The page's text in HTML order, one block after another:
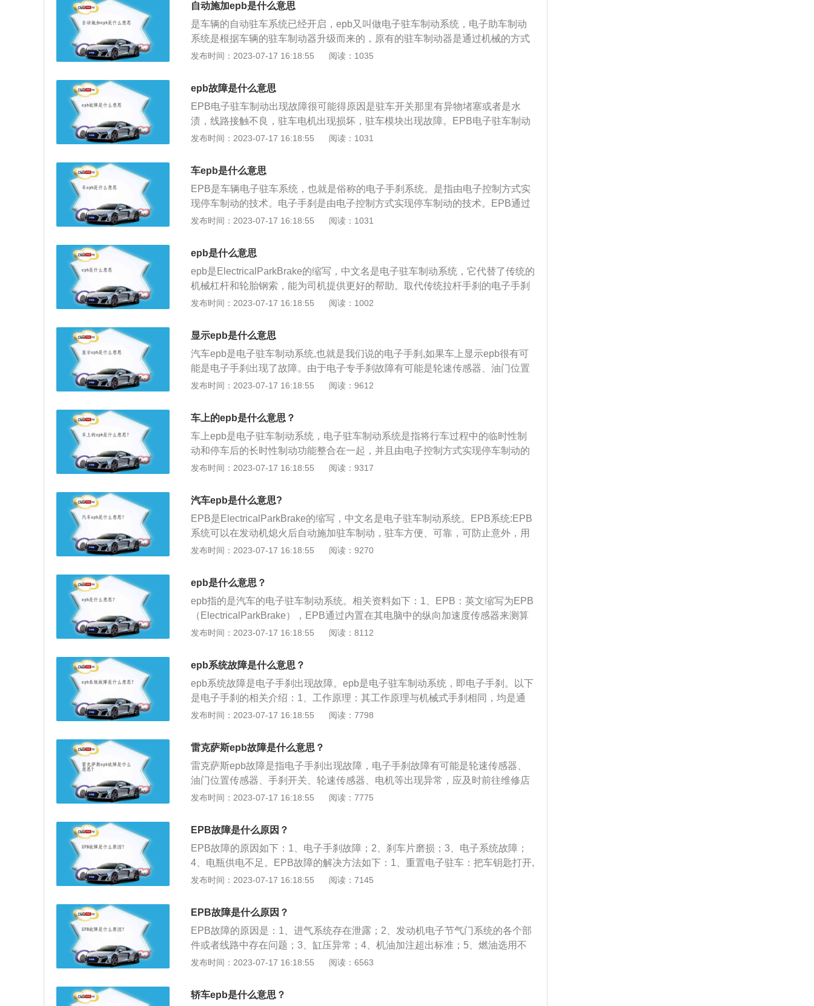
自动施加epb是什么意思
是车辆的自动驻车系统已经开启，epb又叫做电子驻车制动系统，电子助车制动
系统是根据车辆的驻车制动器升级而来的，原有的驻车制动器是通过机械的方式
来使用，而电子驻车制动器是通过电子的形式使用，使用非常的方便。机动车辆
注册系统是避免了手刹或者电子手刹的操作。相对来说，对机动车驾驶人是简化
了操作程序，即便是自动挡车型，也不需要频繁的切换档位了。自动施加epb的
影响：自动施加epb对于一些车主来说是有影响的。自动施加epb功能是系统默认
挂p档之后就会自动开启电子驻车系统，也就是会自动拉手刹，并且要换出p挡才
能够解除手刹。车主有时候不小心换到p挡的时候，就会出现车辆自动拉手刹，
发布时间：2023-07-17 16:18:55 阅读：1035
epb故障是什么意思
EPB电子驻车制动出现故障很可能得原因是驻车开关那里有异物堵塞或者是水
渍，线路接触不良，驻车电机出现损坏，驻车模块出现故障。EPB电子驻车制动
系统是由EBCM模块、EPB开关、制动开关、EPB制动电机、伺服机构、离合器
电子驻车制动出现故障，造成仪表盘上的EPB故障灯亮起。电子手刹的工作原
理：EPB通过电子线路来控制停车制动，作用跟机械拉杆手刹一样，在启动的时
候不用手动关闭电子手刹，在踩油门启动的时候，电子手刹就会关闭了。在行驶
过程中如果需要紧急制动，按下手刹按钮，电子手刹会根据车速选择适当的制动
力保证行驶的安全性，这样就更加提高了主动的安全性能。EPB故障灯的解除方
作用，再把手刹拿起来，就可以解除EPB故障灯了。由于EPB故障灯亮起是有很
多种可能造成的，车主解除完EPB故障灯后，最好就到4S店或者维修店找专业的
人员使用诊断仪找出原因，这样就能够快速解决问题。电子手刹优点：电子手刹
绝了由于力量不够拉不紧手刹(特别是一些娇小的女士)而造成的不便，更加提高
零件电子化带来的方便可能就在一个很小的方面就造成很大的麻烦。
发布时间：2023-07-17 16:18:55 阅读：1031
车epb是什么意思
EPB是车辆电子驻车系统，也就是俗称的电子手刹系统。是指由电子控制方式实
现停车制动的技术。电子手刹是由电子控制方式实现停车制动的技术。EPB通过
电子线路控制停车制动。功能同机械拉杆手刹。起步时可不用手动关闭电子手
rake)是指将行车过程中的临时性制动和停车后的长时性制动功能整合在一起，并
且由电子控制方式实现停车制动的技术。电子驻车制动系统代替了传统的机械杠
杆和轮胎钢索，能为司机提供更好的帮助，说白了就是取代传统拉杆手刹的电子
手刹按钮，比传统的拉杆手刹更安全，不会因驾驶者的力度而改变制动效果，把
传统的拉杆手刹变成了一个触手可及的按钮。此系统也释放了前排座间的空间，
调节，从而与纵向倾斜度设置的需求相匹配。汽车启动或加速时，按下按钮它会
自动释放锁住刹车。商用车常规的驻车制动是通过弹簧气室的弹簧力来实施的，
驻车制动(手阀)在实施制动时将弹簧气室中的压缩空气释放，弹簧力作用在轮边
磁阀，并结合其它系统和逻辑。此外，系统也能提供一个低速牵引控制力，阻止
地，汽车也能安全平行停靠。EPB集成在防盗系统中，能够实现最可靠的数码芯
片防盗功能。
发布时间：2023-07-17 16:18:55 阅读：1031
epb是什么意思
epb是ElectricalParkBrake的缩写，中文名是电子驻车制动系统，它代替了传统的
机械杠杆和轮胎钢索，能为司机提供更好的帮助。取代传统拉杆手刹的电子手刹
按钮比传统的拉杆手刹更安全，不会因驾驶者的力度而改变制动效果，把传统的
刹也按下去，保持20秒左右，然后把手刹提起来，即可恢复正常。epb是指电子
驻车制动系统，也就是我们说的电子手刹。此系统也释放了前排座间的空间，在
大多数汽车中，这部分空间有其他的用途。在电子驻车制动系统中，制动力可调
节，从而与纵向倾斜度设置的需求相匹配。汽车启动或加速时，按下按钮它会自
动释放锁住刹车。电子驻车制动系统是指将行车过程中的临时性制动和停车后的
可以保证车辆在角度为30度的斜坡上稳定驻车。另外该系统自动实现热补偿，即
如果车辆经过强制动后驻车，后制动盘会因为温度下降与摩擦片产生间隙，此时
电机会自动启动，驱动压紧螺母来补偿温度下降产生的间隙，保证可靠的驻车效
发布时间：2023-07-17 16:18:55 阅读：1002
显示epb是什么意思
汽车epb是电子驻车制动系统,也就是我们说的电子手刹,如果车上显示epb很有可
能是电子手刹出现了故障。由于电子专手刹故障有可能是轮速传感器、油门位置
传感器、手刹开关、轮速传感器、电机等多个部件组成，任一部件出现异常都有
够快速准确的找出故障源头。电子驻车制动系统是指将行车过程中的临时性制
动，和停车后的长时性制动功能整合在一起，并且由电子控制方式实现停车制动
的回技术。该系统可以保证车辆在30%的斜坡上稳定驻车。另外该系统自动实现
热补偿，即如果车辆经过强制动后驻车，后制动盘会因为温度下降与摩擦片产生
间隙，此时电机会自动启动，驱动压紧螺母来补偿温度下降产生的间答隙，保证
发布时间：2023-07-17 16:18:55 阅读：9612
车上的epb是什么意思？
车上epb是电子驻车制动系统，电子驻车制动系统是指将行车过程中的临时性制
动和停车后的长时性制动功能整合在一起，并且由电子控制方式实现停车制动的
技术。电子手刹的原理和作用如下：电子手刹原理：电子手刹是由电子控制方式
与刹车片产生的摩擦力来达到控制停车制动，只不过控制方式从之前的机械式手
刹拉杆变成了电子按钮。电子手刹作用：从电子手刹基本的驻车功能延伸到自动
驻车功能AUTOHOLD，AUTOHOLD自动驻车功能技术的运用，使得驾驶者在车
辆停下时不需要长时间刹车，启动自动电子驻车制动的情况下，能够避免车辆不
必要的滑行，简单的说就是车辆不会溜车。
发布时间：2023-07-17 16:18:55 阅读：9317
汽车epb是什么意思?
EPB是ElectricalParkBrake的缩写，中文名是电子驻车制动系统。EPB系统:EPB
系统可以在发动机熄火后自动施加驻车制动，驻车方便、可靠，可防止意外，用
更先进的电子控制技术来代替传统的机械式手刹，避免驻车忘记拉手刹，启动忘
能，行车时，若不踩踏板刹车，通过EPB按钮，一样也可以实现制动功能。当汽
车拔钥匙熄火时，自动启用驻车制动，发动机不打火驻车不能解除。
发布时间：2023-07-17 16:18:55 阅读：9270
epb是什么意思？
epb指的是汽车的电子驻车制动系统。相关资料如下：1、EPB：英文缩写为EPB
（ElectricalParkBrake），EPB通过内置在其电脑中的纵向加速度传感器来测算
坡度，从而可以算出车辆在斜坡上由于重力而产生的下滑力，电脑通过电机对后
动分为传统机械式手刹、脚刹、电子手刹。
发布时间：2023-07-17 16:18:55 阅读：8112
epb系统故障是什么意思？
epb系统故障是电子手刹出现故障。epb是电子驻车制动系统，即电子手刹。以下
是电子手刹的相关介绍：1、工作原理：其工作原理与机械式手刹相同，均是通
过刹车盘与刹车片产生的摩擦力来达到控制停车制动，控制方式从之前的机械式
过程中的临时性制动和停车后的长时性制动功能整合在一起，并且由电子控制方
式实现停车制动的技术。
发布时间：2023-07-17 16:18:55 阅读：7798
雷克萨斯epb故障是什么意思？
雷克萨斯epb故障是指电子手刹出现故障，电子手刹故障有可能是轮速传感器、
油门位置传感器、手刹开关、轮速传感器、电机等出现异常，应及时前往维修店
进行检修处理。以下是关于2021款200卓越版雷克萨斯ES的相关介绍：1、动力
寸：长宽高分别为4975mm、1866mm、1447mm。轴距是2870mm。3、底盘方
面：驱动方式是前置前驱，前悬架是麦弗逊式独立悬架，后悬架是多连杆式独立
悬架。
发布时间：2023-07-17 16:18:55 阅读：7775
EPB故障是什么原因？
EPB故障的原因如下：1、电子手刹故障；2、刹车片磨损；3、电子系统故障；
4、电瓶供电不足。EPB故障的解决方法如下：1、重置电子驻车：把车钥匙打开,
踩住脚刹车,向下摁住电子手刹5秒随后再向上拉住电子手刹5秒,完成电子手刹重
斜坡路面停车时由于溜车造成事故，通常是指机动车辆安装的手动刹车,简称手
刹。常见的手刹一般置于驾驶员右手下垂位置,便于使用。3、使用脚刹：部分自
动挡车型在驾驶员左脚外侧设计了功能与手刹相同的脚刹,可帮助驾驶员快速应对
EPB故障下的制动需求。
发布时间：2023-07-17 16:18:55 阅读：7145
EPB故障是什么原因？
EPB故障的原因是：1、进气系统存在泄露；2、发动机电子节气门系统的各个部
件或者线路中存在问题；3、缸压异常；4、机油加注超出标准；5、燃油选用不
达标；6、节气门体积碳多；7、ECU故障。EPB故障的解决方法是：1、维修进
5、维修或更换发动机电子节气门系统的各部件和线路；6、调整缸压到正常范
围。
发布时间：2023-07-17 16:18:55 阅读：6563
轿车epb是什么意思？